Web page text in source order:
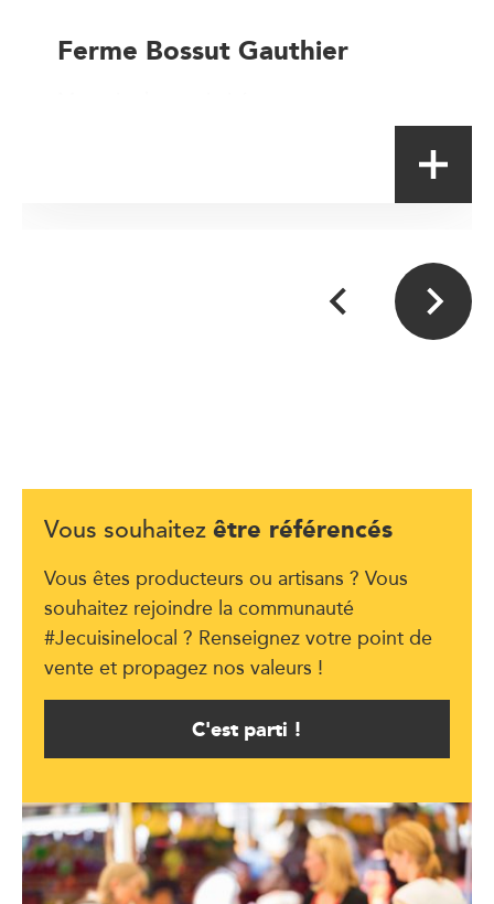
Ferme Bossut Gauthier
Vous souhaitez être référencés
Vous êtes producteurs ou artisans ? Vous
souhaitez rejoindre la communauté
#Jecuisinelocal ? Renseignez votre point de
vente et propagez nos valeurs !
C'est parti !